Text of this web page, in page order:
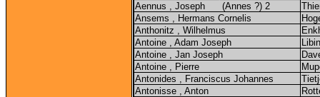
Aennus , Joseph (Annes ?) 2
Ansems , Hermans Cornelis
Anthonitz , Wilhelmus
Antoine , Adam Joseph
Antoine , Jan Joseph
Antoine , Pierre
Antonides , Franciscus Johannes
Antonisse , Anton